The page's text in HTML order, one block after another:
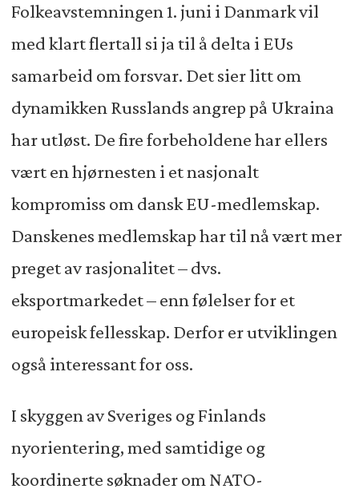
Folkeavstemningen 1. juni i Danmark vil
med klart flertall si ja til å delta i EUs
samarbeid om forsvar. Det sier litt om
dynamikken Russlands angrep på Ukraina
har utløst. De fire forbeholdene har ellers
vært en hjørnesten i et nasjonalt
kompromiss om dansk EU-medlemskap.
Danskenes medlemskap har til nå vært mer
preget av rasjonalitet – dvs.
eksportmarkedet – enn følelser for et
europeisk fellesskap. Derfor er utviklingen
også interessant for oss.
I skyggen av Sveriges og Finlands
nyorientering, med samtidige og
koordinerte søknader om NATO-